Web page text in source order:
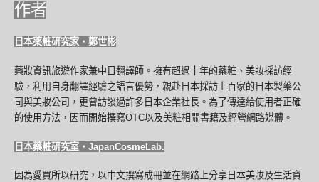
作者
日本薬粧研究家・鄭世彬
藥妝資訊旅遊作家兼中日翻譯師。擁有超過十年的藥粧、美妝採訪經
驗，利用自身翻譯經驗之語言優勢，親赴日本採訪上百家的日本製藥公
司與美妝公司，更曾訪談過許多日本企業社長。為了傳達給使用者正確
的使用方法，因而開始撰寫OTC以及美粧相關書籍及經營網路媒體。
日本藥粧研究室・JapanCosmeLab.
因為愛買所以研究，以中文撰寫成冊並在網路上分享日本美妝及生活資